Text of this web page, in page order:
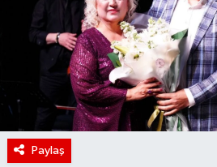
Paylaş